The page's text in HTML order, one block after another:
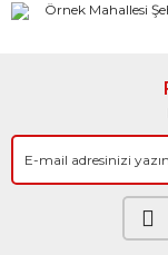
Örnek Mahallesi